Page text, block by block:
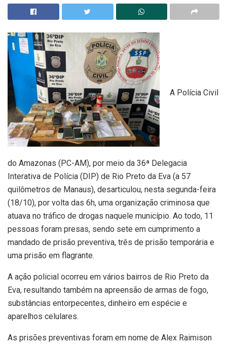
A Polícia Civil
do Amazonas (PC-AM), por meio da 36ª Delegacia
Interativa de Polícia (DIP) de Rio Preto da Eva (a 57
quilômetros de Manaus), desarticulou, nesta segunda-feira
(18/10), por volta das 6h, uma organização criminosa que
atuava no tráfico de drogas naquele município. Ao todo, 11
pessoas foram presas, sendo sete em cumprimento a
mandado de prisão preventiva, três de prisão temporária e
uma prisão em flagrante.
A ação policial ocorreu em vários bairros de Rio Preto da
Eva, resultando também na apreensão de armas de fogo,
substâncias entorpecentes, dinheiro em espécie e
aparelhos celulares.
As prisões preventivas foram em nome de Alex Raimison